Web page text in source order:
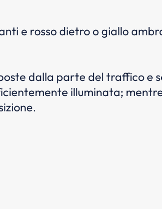
e rosso dietro o giallo
dalla parte del traffico
illuminata;